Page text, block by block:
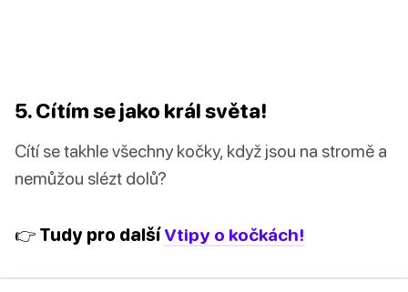
5. Cítím se jako král světa!
Cítí se takhle všechny kočky, když jsou na stromě a
nemůžou slézt dolů?
👉 Tudy pro dalšíVtipy o kočkách!